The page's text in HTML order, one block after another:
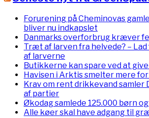
Forurening på Cheminovas
bliver nu indkapslet
Danmarks overforbrug kræver
Træt af larven fra helvede? –
af larverne
Butikkerne kan spare ved at
Havisen i Arktis smelter mere
Krav om rent drikkevand samler
af partier
Økodag samlede 125.000 børn
Alle køer skal have adgang til